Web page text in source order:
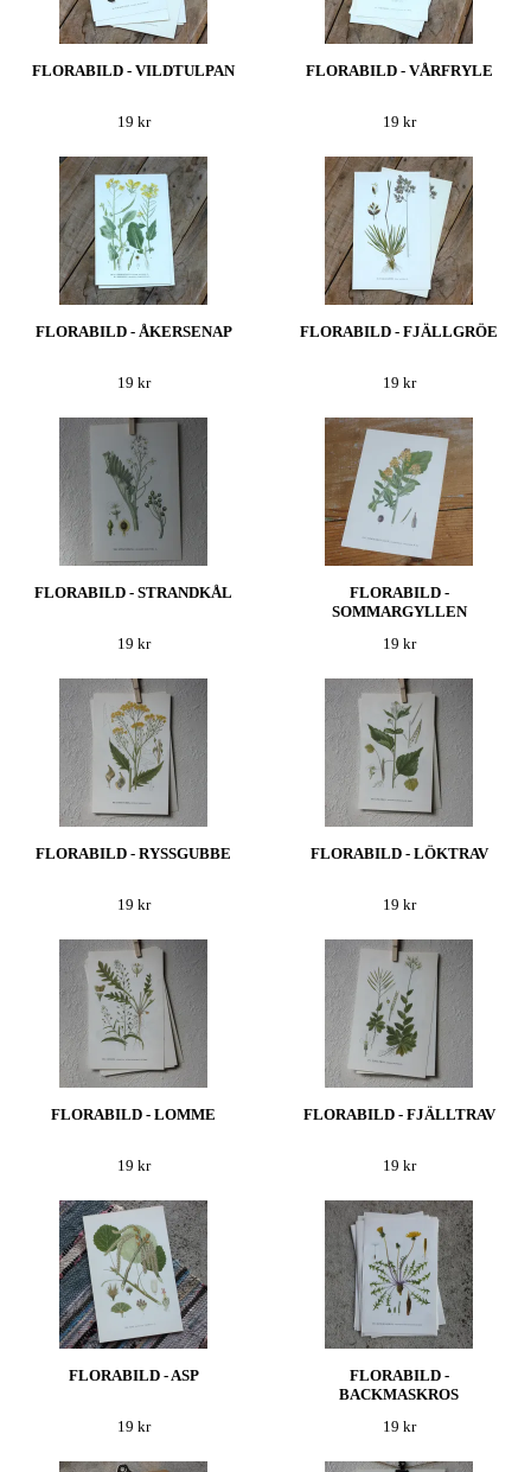
FLORABILD - VILDTULPAN
19 kr
FLORABILD - VÅRFRYLE
19 kr
FLORABILD - ÅKERSENAP
19 kr
FLORABILD - FJÄLLGRÖE
19 kr
FLORABILD - STRANDKÅL
19 kr
FLORABILD -
SOMMARGYLLEN
19 kr
FLORABILD - RYSSGUBBE
19 kr
FLORABILD - LÖKTRAV
19 kr
FLORABILD - LOMME
19 kr
FLORABILD - FJÄLLTRAV
19 kr
FLORABILD - ASP
19 kr
FLORABILD -
BACKMASKROS
19 kr